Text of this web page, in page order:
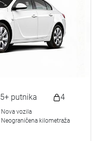
5+ putnika 4
Nova vozila
Neograničena kilometraža